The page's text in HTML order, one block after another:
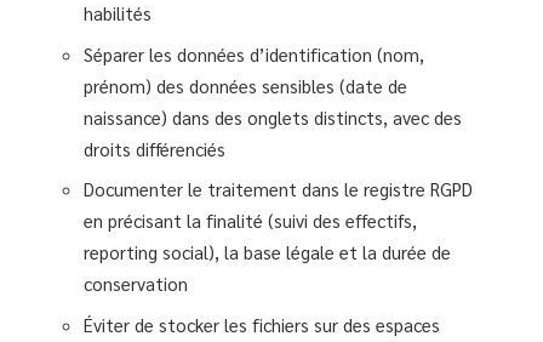
habilités
Séparer les données d’identification (nom,
prénom) des données sensibles (date de
naissance) dans des onglets distincts, avec des
droits différenciés
Documenter le traitement dans le registre RGPD
en précisant la finalité (suivi des effectifs,
reporting social), la base légale et la durée de
conservation
Éviter de stocker les fichiers sur des espaces